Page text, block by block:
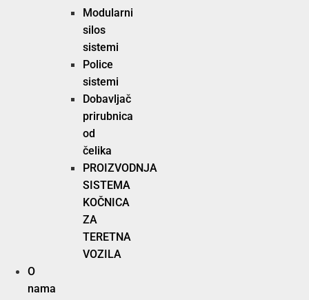
Modularni
silos
sistemi
Police
sistemi
Dobavljač
prirubnica
od
čelika
PROIZVODNJA
SISTEMA
KOČNICA
ZA
TERETNA
VOZILA
O
nama